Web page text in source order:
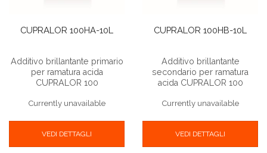
CUPRALOR 100HA-10L
Additivo brillantante primario
per ramatura acida
CUPRALOR 100
Currently unavailable
VEDI DETTAGLI
CUPRALOR 100HB-10L
Additivo brillantante
secondario per ramatura
acida CUPRALOR 100
Currently unavailable
VEDI DETTAGLI